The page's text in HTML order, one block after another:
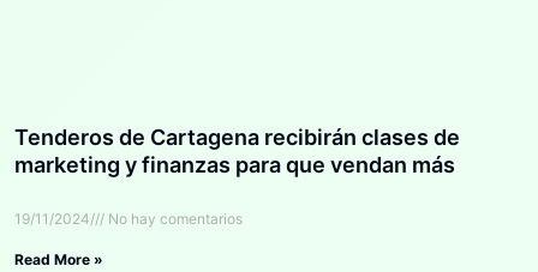
Tenderos de Cartagena recibirán clases de
marketing y finanzas para que vendan más
19/11/2024 No hay comentarios
Read More »